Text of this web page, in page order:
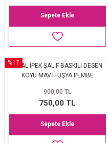
Sepete Ekle
%17VUAL İPEK ŞAL F BASKILI DESEN
KOYU MAVİ FUŞYA PEMBE
900,00 TL
750,00 TL
Sepete Ekle